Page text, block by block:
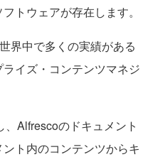
トウェアが存在します。
界中で多くの実績がある
イズ・コンテンツマネジ
Alfrescoのドキュメント
ト内のコンテンツからキ